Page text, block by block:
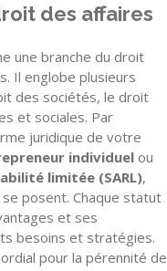
des affaires
une branche du droit
Il englobe plusieurs
des sociétés, le droit
et sociales. Par
juridique de votre
individuel ou
limitée (SARL),
posent. Chaque statut
et ses
besoins et stratégies.
pour la pérennité de